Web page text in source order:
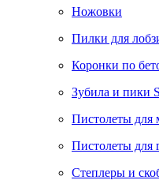
Ножовки
Пилки для
Коронки по
Зубила и пики
Пистолеты
Пистолеты для
Степлеры и